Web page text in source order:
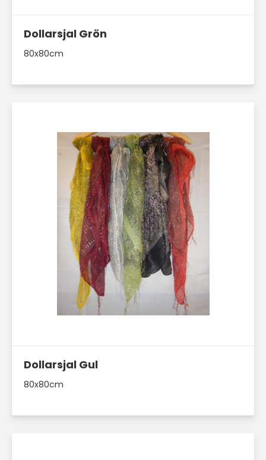
Dollarsjal Grön
80x80cm
Dollarsjal Gul
80x80cm
Läs mer här